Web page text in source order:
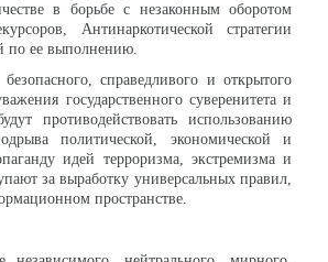
в борьбе с незаконным оборотом
Антинаркотической стратегии
по ее выполнению.
справедливого и открытого
государственного суверенитета и
противодействовать использованию
политической, экономической и
идей терроризма, экстремизма и
за выработку универсальных правил,
пространстве.